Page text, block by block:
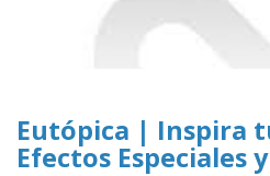
Eutópica | Inspira
Efectos Especiales